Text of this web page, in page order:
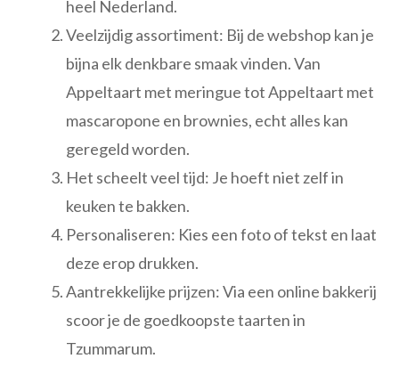
heel Nederland.
Veelzijdig assortiment: Bij de webshop kan je
bijna elk denkbare smaak vinden. Van
Appeltaart met meringue tot Appeltaart met
mascaropone en brownies, echt alles kan
geregeld worden.
Het scheelt veel tijd: Je hoeft niet zelf in
keuken te bakken.
Personaliseren: Kies een foto of tekst en laat
deze erop drukken.
Aantrekkelijke prijzen: Via een online bakkerij
scoor je de goedkoopste taarten in
Tzummarum.